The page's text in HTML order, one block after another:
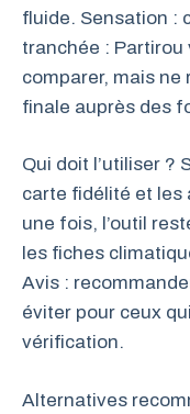
fluide. Sensation :
tranchée :
comparer, mais
finale auprès des
Qui doit l’utiliser ?
carte fidélité et les
une fois, l’outil
les fiches
Avis :
éviter pour ceux
vérification.
Alternatives